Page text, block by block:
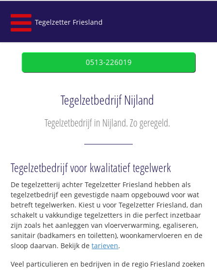
Tegelzetter Friesland
0513-226019
Tegelzetbedrijf Nijland
Tegelzetbedrijf in Nijland. Zo geregeld.
Tegelzetbedrijf voor kwalitatief tegelwerk
De tegelzetterij achter Tegelzetter Friesland hebben als
tegelzetbedrijf een gevestigde naam opgebouwd voor wat
betreft tegelwerken. Kiest u voor Tegelzetter Friesland, dan
schakelt u vakkundige tegelzetters in die perfect inzetbaar
zijn zoals het aanleggen van vloerverwarming, egaliseren,
sanitair (badkamers en toiletten), woonkamervloeren en de
sloop daarvan. Bekijk detarieven.
Veel particulieren en bedrijven in de regio Friesland zoeken